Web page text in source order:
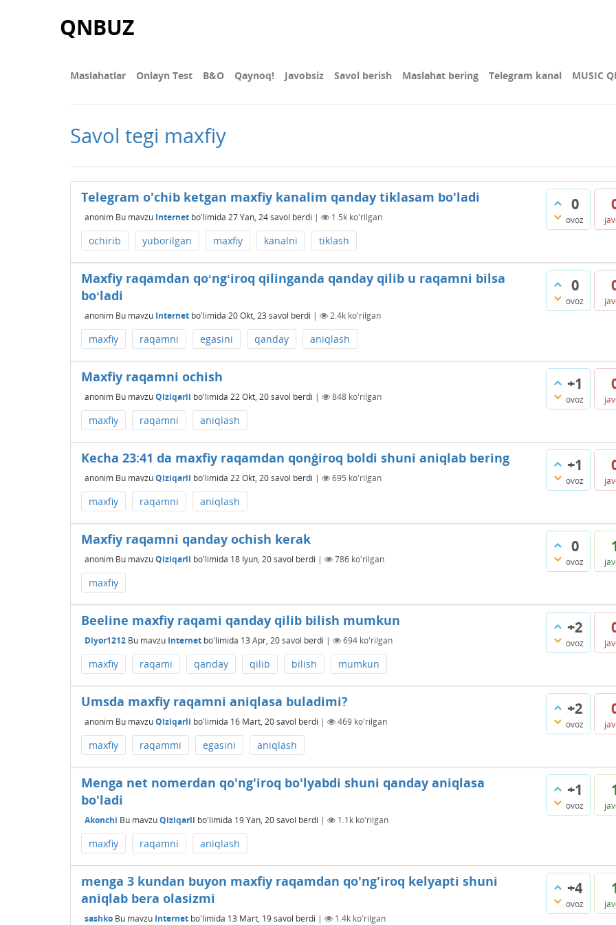
QNBUZ
Maslahatlar Onlayn Test В&О Qaynoq! Javobsiz Savol berish Maslahat bering Telegram kanal MUSIC
Savol tegi maxfiy
0
ovoz
Telegram o'chib ketgan maxfiy kanalim qanday tiklasam bo'ladi
anonim Bu mavzu Internet bo'limida 27 Yan, 24savol berdi | 1.5k ko'rilgan
ochirib yuborilgan maxfiy kanalni tiklash
0
ovoz
Maxfiy raqamdan qoʻngʻiroq qilinganda qanday qilib u raqamni bilsa
boʻladi
anonim Bu mavzu Internet bo'limida 20 Okt, 23 savol berdi | 2.4k ko'rilgan
maxfiy raqamni egasini qanday aniqlash
+1
ovoz
Maxfiy raqamni ochish
anonim Bu mavzuQiziqarli bo'limida 22 Okt, 20savol berdi | 848 ko'rilgan
maxfiy raqamni aniqlash
+1
ovoz
Kecha 23:41 da maxfiy raqamdan qonģiroq boldi shuni aniqlab bering
anonim Bu mavzuQiziqarli bo'limida 22 Okt, 20savol berdi | 695 ko'rilgan
maxfiy raqamni aniqlash
0
ovoz
Maxfiy raqamni qanday ochish kerak
anonim Bu mavzuQiziqarli bo'limida 18 Iyun, 20savol berdi | 786 ko'rilgan
maxfiy
+2
ovoz
Beeline maxfiy raqami qanday qilib bilish mumkun
Diyor1212 Bu mavzu Internet bo'limida 13 Apr, 20savol berdi | 694 ko'rilgan
maxfiy raqami qanday qilib bilish mumkun
+2
ovoz
Umsda maxfiy raqamni aniqlasa buladimi?
anonim Bu mavzuQiziqarli bo'limida 16 Mart, 20savol berdi | 469 ko'rilgan
maxfiy raqammi egasini aniqlash
+1
ovoz
Menga net nomerdan qo'ng'iroq bo'lyabdi shuni qanday aniqlasa
bo'ladi
Akonchi Bu mavzuQiziqarli bo'limida 19 Yan, 20savol berdi | 1.1k ko'rilgan
maxfiy raqamni aniqlash
+4
ovoz
menga 3 kundan buyon maxfiy raqamdan qo'ng'iroq kelyapti shuni
aniqlab bera olasizmi
sashko Bu mavzu Internet bo'limida 13 Mart, 19savol berdi | 1.4k ko'rilgan